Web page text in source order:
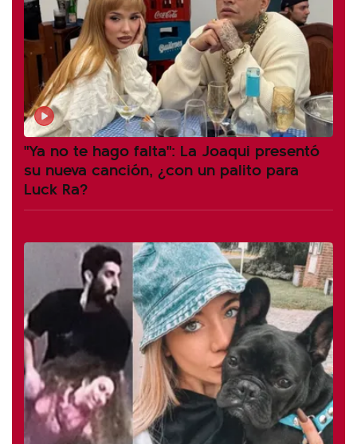
"Ya no te hago falta": La Joaqui presentó
su nueva canción, ¿con un palito para
Luck Ra?